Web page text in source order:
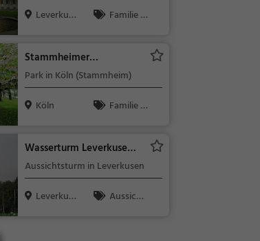
Leverkuse
Familie &
Stammheimer
Schlosspark
Park in Köln (Stammheim)
Köln
Familie &
Wasserturm Leverkusen-
Bürrig
Aussichtsturm in Leverkusen
Leverkuse
Aussicht